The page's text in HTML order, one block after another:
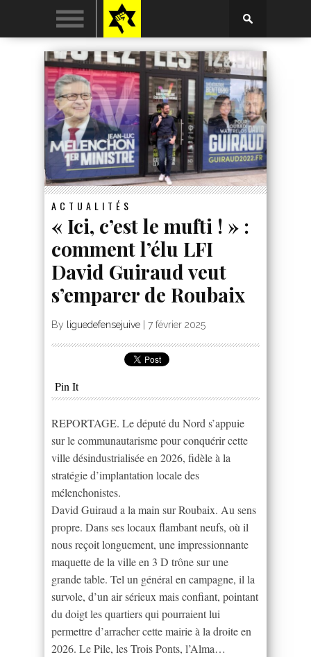
ACTUALITÉS
« Ici, c’est le mufti ! » :
comment l’élu LFI
David Guiraud veut
s’emparer de Roubaix
By liguedefensejuive 7 février 2025
Pin It
REPORTAGE. Le député du Nord s’appuie
sur le communautarisme pour conquérir cette
ville désindustrialisée en 2026, fidèle à la
stratégie d’implantation locale des
mélenchonistes.
David Guiraud a la main sur Roubaix. Au sens
propre. Dans ses locaux flambant neufs, où il
nous reçoit longuement, une impressionnante
maquette de la ville en 3 D trône sur une
grande table. Tel un général en campagne, il la
survole, d’un air sérieux mais confiant, pointant
du doigt les quartiers qui pourraient lui
permettre d’arracher cette mairie à la droite en
2026. Le Pile, les Trois Ponts, l’Alma…